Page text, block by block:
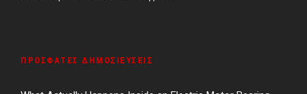
ΠΡΌΣΦΑΤΕΣ ΔΗΜΟΣΙΕΎΣΕΙΣ